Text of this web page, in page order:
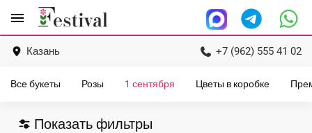
menu
Перейти
содержанию
Казань +7 (962) 555 41 02
Все букеты Розы 1 сентября Цветы в коробке
Показать фильтры